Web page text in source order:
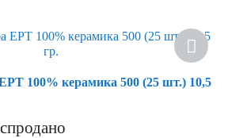
100% керамика 500 (25 шт.) 10,5